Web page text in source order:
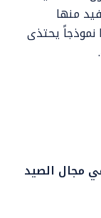
منها
نموذجاً يحتذى
في مجال الصيد